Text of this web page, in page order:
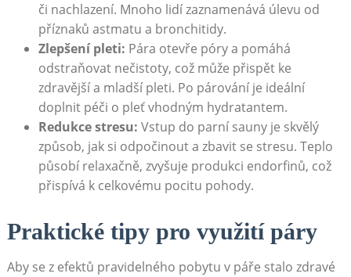
či nachlazení. Mnoho lidí zaznamenává úlevu od
příznaků astmatu a bronchitidy.
Zlepšení pleti: Pára otevře póry a pomáhá
odstraňovat nečistoty, což může přispět ke
zdravější a mladší pleti. Po párování je ideální
doplnit péči o pleť vhodným hydratantem.
Redukce stresu: Vstup do parní sauny je skvělý
způsob, jak si odpočinout a zbavit se stresu. Teplo
působí relaxačně, zvyšuje produkci endorfinů, což
přispívá k celkovému pocitu pohody.
Praktické tipy pro využití páry
Aby se z efektů pravidelného pobytu v páře stalo zdravé